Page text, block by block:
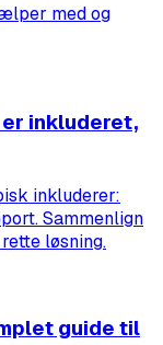
med og
inkluderet,
inkluderer:
Sammenlign
løsning.
guide til